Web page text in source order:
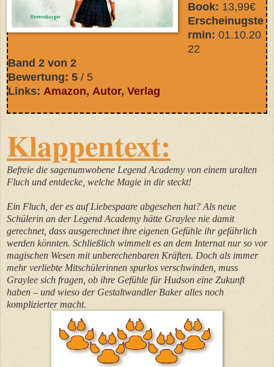
Book: 13,99€
Erscheinugste
rmin: 01.10.20
22
Band 2 von 2
Bewertung: 5 / 5
Links: Amazon, Autor, Verlag
Klappentext:
Befreie die sagenumwobene Legend Academy von einem uralten
Fluch und entdecke, welche Magie in dir steckt!
Ein Fluch, der es auf Liebespaare abgesehen hat? Als neue
Schülerin an der Legend Academy hätte Graylee nie damit
gerechnet, dass ausgerechnet ihre eigenen Gefühle ihr gefährlich
werden könnten. Schließlich wimmelt es an dem Internat nur so vor
magischen Wesen mit unberechenbaren Kräften. Doch als immer
mehr verliebte Mitschülerinnen spurlos verschwinden, muss
Graylee sich fragen, ob ihre Gefühle für Hudson eine Zukunft
haben – und wieso der Gestaltwandler Baker alles noch
komplizierter macht.